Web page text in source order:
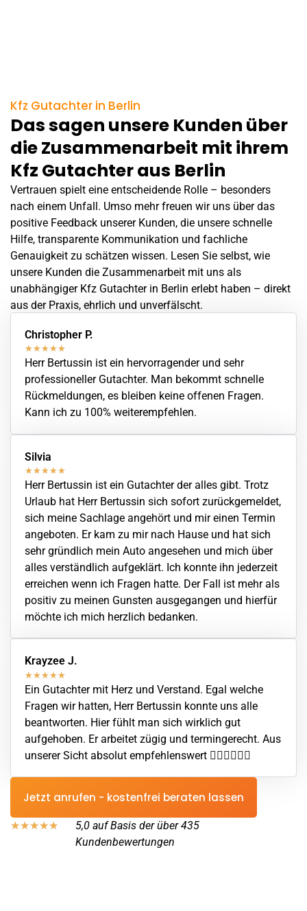
Kfz Gutachter in Berlin
Das sagen unsere Kunden über
die Zusammenarbeit mit ihrem
Kfz Gutachter aus Berlin
★★★★★
5,0 auf Basis der über 435
Kundenbewertungen
Vertrauen spielt eine entscheidende Rolle – besonders
nach einem Unfall. Umso mehr freuen wir uns über das
positive Feedback unserer Kunden, die unsere schnelle
Hilfe, transparente Kommunikation und fachliche
Genauigkeit zu schätzen wissen. Lesen Sie selbst, wie
unsere Kunden die Zusammenarbeit mit uns als
unabhängiger Kfz Gutachter in Berlin erlebt haben – direkt
aus der Praxis, ehrlich und unverfälscht.
Christopher P.
★★★★★
Herr Bertussin ist ein hervorragender und sehr
professioneller Gutachter. Man bekommt schnelle
Rückmeldungen, es bleiben keine offenen Fragen.
Kann ich zu 100% weiterempfehlen.
Silvia
★★★★★
Herr Bertussin ist ein Gutachter der alles gibt. Trotz
Urlaub hat Herr Bertussin sich sofort zurückgemeldet,
sich meine Sachlage angehört und mir einen Termin
angeboten. Er kam zu mir nach Hause und hat sich
sehr gründlich mein Auto angesehen und mich über
alles verständlich aufgeklärt. Ich konnte ihn jederzeit
erreichen wenn ich Fragen hatte. Der Fall ist mehr als
positiv zu meinen Gunsten ausgegangen und hierfür
möchte ich mich herzlich bedanken.
Krayzee J.
★★★★★
Ein Gutachter mit Herz und Verstand. Egal welche
Fragen wir hatten, Herr Bertussin konnte uns alle
beantworten. Hier fühlt man sich wirklich gut
aufgehoben. Er arbeitet zügig und termingerecht. Aus
unserer Sicht absolut empfehlenswert 👍🏼👍🏼👍🏼
Jetzt anrufen - kostenfrei beraten lassen